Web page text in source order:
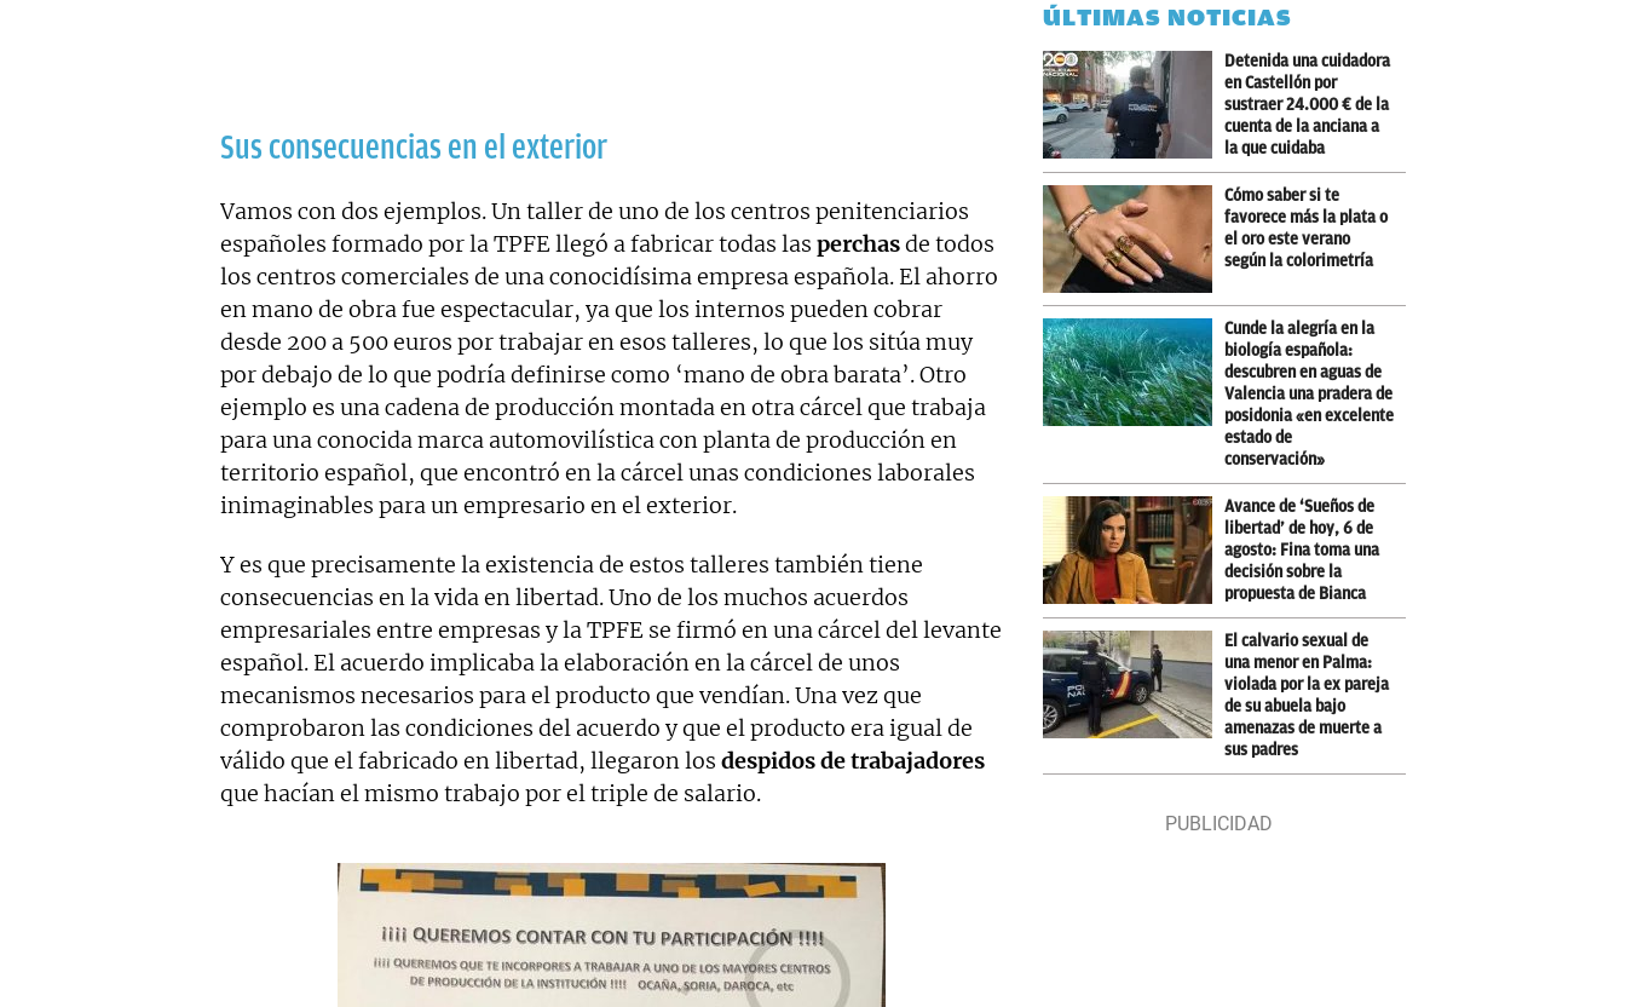
Sus consecuencias en el exterior
Vamos con dos ejemplos. Un taller de uno de los centros penitenciarios
españoles formado por la TPFE llegó a fabricar todas las perchasde todos
los centros comerciales de una conocidísima empresa española. El ahorro
en mano de obra fue espectacular, ya que los internos pueden cobrar
desde 200 a 500 euros por trabajar en esos talleres, lo que los sitúa muy
por debajo de lo que podría definirse como ‘mano de obra barata’. Otro
ejemplo es una cadena de producción montada en otra cárcel que trabaja
para una conocida marca automovilística con planta de producción en
territorio español, que encontró en la cárcel unas condiciones laborales
inimaginables para un empresario en el exterior.
Y es que precisamente la existencia de estos talleres también tiene
consecuencias en la vida en libertad. Uno de los muchos acuerdos
empresariales entre empresas y la TPFE se firmó en una cárcel del levante
español. El acuerdo implicaba la elaboración en la cárcel de unos
mecanismos necesarios para el producto que vendían. Una vez que
comprobaron las condiciones del acuerdo y que el producto era igual de
válido que el fabricado en libertad, llegaron los despidos de trabajadores
que hacían el mismo trabajo por el triple de salario.
ÚLTIMAS NOTICIAS
Detenida una cuidadora
en Castellón por
sustraer 24.000 € de la
cuenta de la anciana a
la que cuidaba
Cómo saber si te
favorece más la plata o
el oro este verano
según la colorimetría
Cunde la alegría en la
biología española:
descubren en aguas de
Valencia una pradera de
posidonia «en excelente
estado de
conservación»
Avance de ‘Sueños de
libertad’ de hoy, 6 de
agosto: Fina toma una
decisión sobre la
propuesta de Bianca
El calvario sexual de
una menor en Palma:
violada por la ex pareja
de su abuela bajo
amenazas de muerte a
sus padres